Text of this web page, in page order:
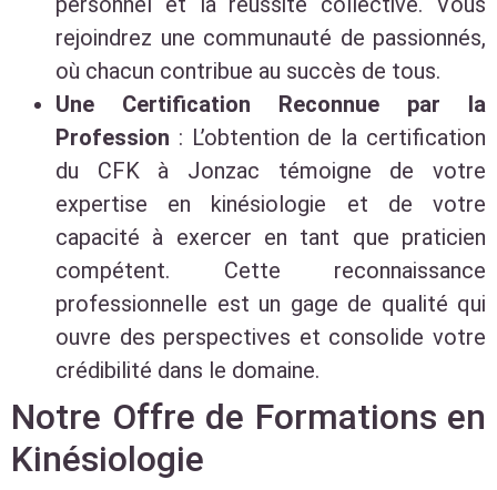
rejoindrez une communauté de passionnés,
où chacun contribue au succès de tous.
Une Certification Reconnue par la
Profession : L’obtention de la certification
du CFK à Jonzac témoigne de votre
expertise en kinésiologie et de votre
capacité à exercer en tant que praticien
compétent. Cette reconnaissance
professionnelle est un gage de qualité qui
ouvre des perspectives et consolide votre
crédibilité dans le domaine.
Notre Offre de Formations en
Kinésiologie